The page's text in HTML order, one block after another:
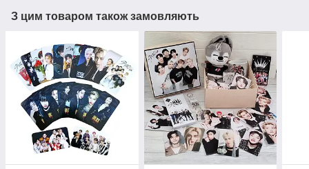
З цим товаром також замовляють